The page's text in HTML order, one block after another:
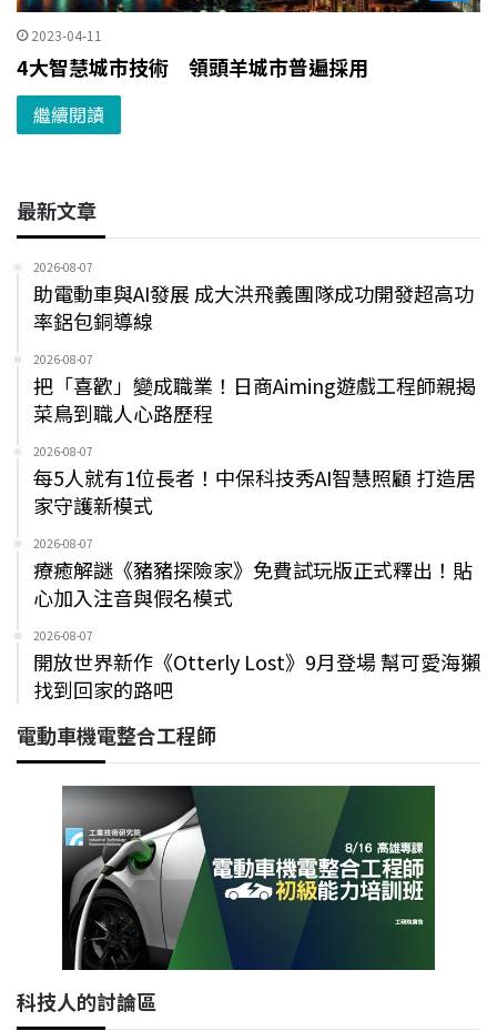
2023-04-11
4大智慧城市技術 領頭羊城市普遍採用
繼續閱讀
最新文章
2026-08-07
助電動車與AI發展 成大洪飛義團隊成功開發超高功
率鋁包銅導線
2026-08-07
把「喜歡」變成職業！日商Aiming遊戲工程師親揭
菜鳥到職人心路歷程
2026-08-07
每5人就有1位長者！中保科技秀AI智慧照顧 打造居
家守護新模式
2026-08-07
療癒解謎《豬豬探險家》免費試玩版正式釋出！貼
心加入注音與假名模式
2026-08-07
開放世界新作《Otterly Lost》9月登場 幫可愛海獺
找到回家的路吧
電動車機電整合工程師
科技人的討論區